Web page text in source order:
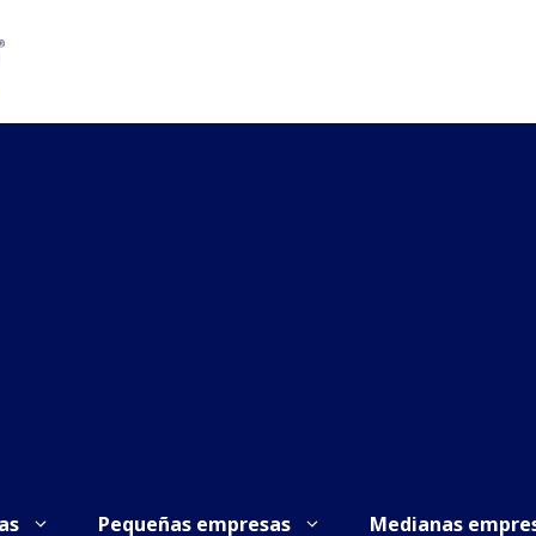
Pequeñas empresas Medianas